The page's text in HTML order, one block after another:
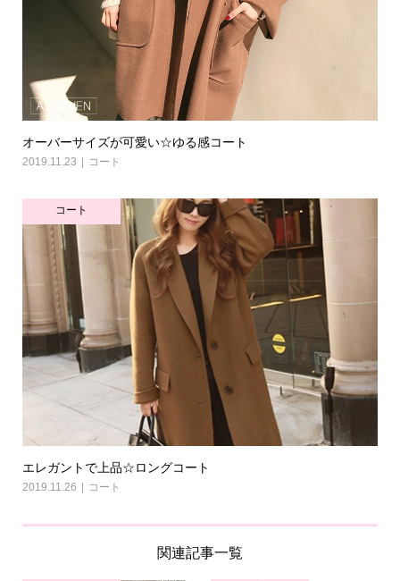
オーバーサイズが可愛い☆ゆる感コート
2019.11.23 コート
コート
エレガントで上品☆ロングコート
2019.11.26 コート
関連記事一覧